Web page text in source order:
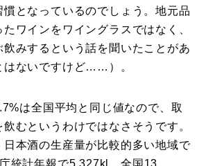
慣となっているのでしょう。地元品
ワインをワイングラスではなく、
みするという話を聞いたことがあ
はないですけど……）。
は全国平均と同じ値なので、取
むというわけではなさそうです。
日本酒の生産量が比較的多い地域で